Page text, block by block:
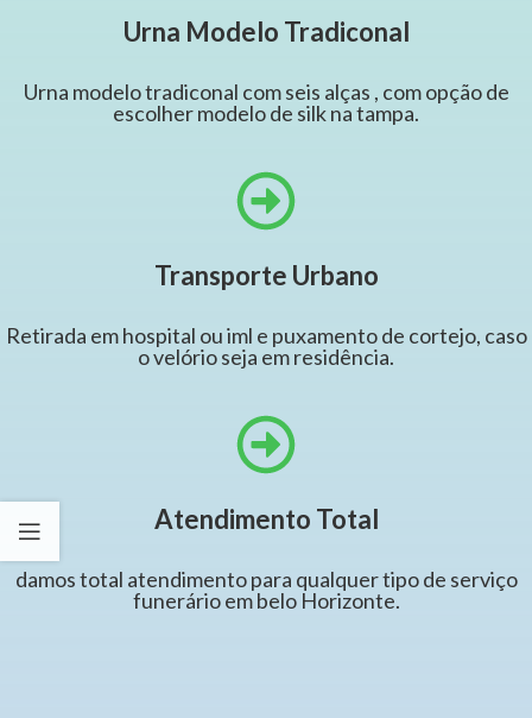
Urna Modelo Tradiconal
Urna modelo tradiconal com seis alças , com opção de
escolher modelo de silk na tampa.
Transporte Urbano
Retirada em hospital ou iml e puxamento de cortejo, caso
o velório seja em residência.
Atendimento Total
damos total atendimento para qualquer tipo de serviço
funerário em belo Horizonte.